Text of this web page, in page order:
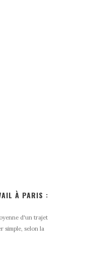
À PARIS :
d'un trajet
simple, selon la